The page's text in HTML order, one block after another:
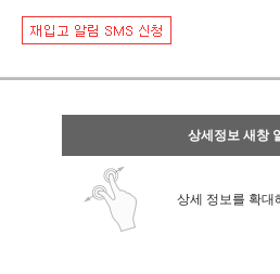
상세정보 새창
상세 정보를 확대